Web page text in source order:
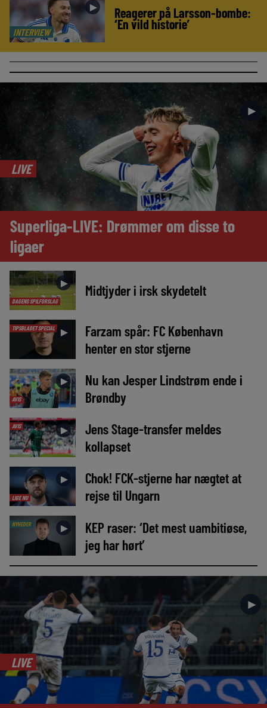
INTERVIEW
► Reagerer på Larsson-bombe:
‘En vild historie’
►
LIVE
Superliga-LIVE: Drømmer om disse to
ligaer
DAGENS SPILFORSLAG
► Midtjyder i irsk skydetelt
TIPSBLADET SPECIAL ►
Farzam spår: FC København
henter en stor stjerne
AVIS
►
Nu kan Jesper Lindstrøm ende i
Brøndby
AVIS ►
Jens Stage-transfer meldes
kollapset
LIGE NU
►
Chok! FCK-stjerne har nægtet at
rejse til Ungarn
NYHEDER ►
KEP raser: ‘Det mest uambitiøse,
jeg har hørt’
►
LIVE